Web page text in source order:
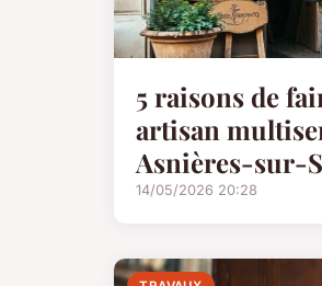
5 raisons de
artisan
Asnières-sur-
14/05/2026 20:28